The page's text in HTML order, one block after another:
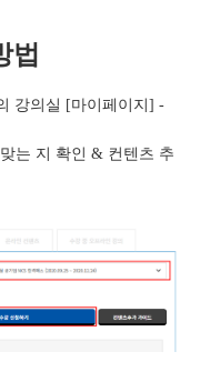
법
강의실 [마이페이지] -
는 지 확인 & 컨텐츠 추